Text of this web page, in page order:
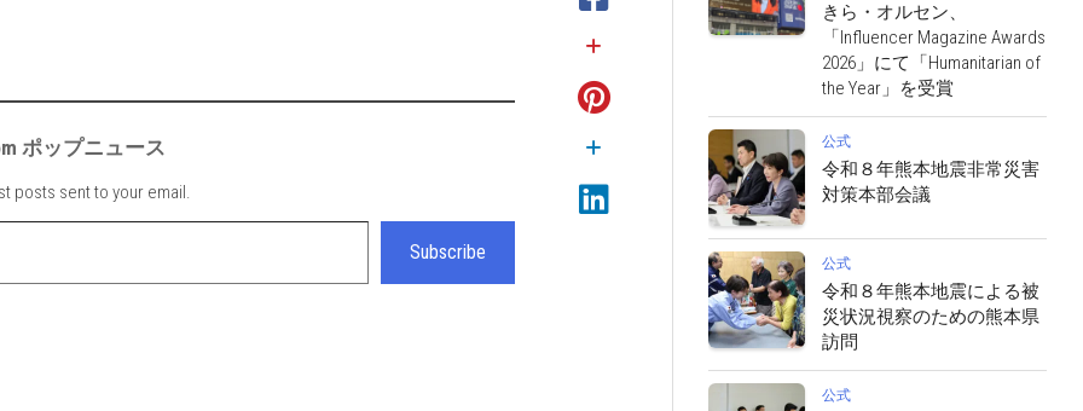
ポップニュース
posts sent to your email.
Subscribe
きら・オルセン、
「Influencer Magazine Awards
2026」にて「Humanitarian of
the Year」を受賞
公式
令和８年熊本地震非常災害
対策本部会議
公式
令和８年熊本地震による被
災状況視察のための熊本県
訪問
公式